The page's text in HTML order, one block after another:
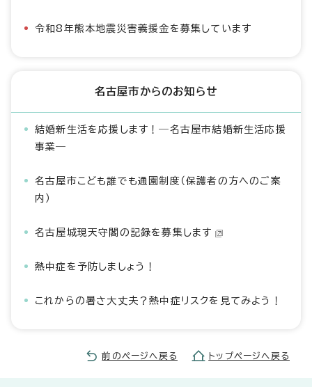
令和8年熊本地震災害義援金を募集しています
名古屋市からのお知らせ
結婚新生活を応援します！―名古屋市結婚新生活応援
事業―
名古屋市こども誰でも通園制度（保護者の方へのご案
内）
名古屋城現天守閣の記録を募集します
熱中症を予防しましょう！
これからの暑さ大丈夫？熱中症リスクを見てみよう！
前のページへ戻る トップページへ戻る